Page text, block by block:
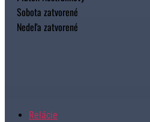
Sobota zatvorené
Nedeľa zatvorené
Relácie